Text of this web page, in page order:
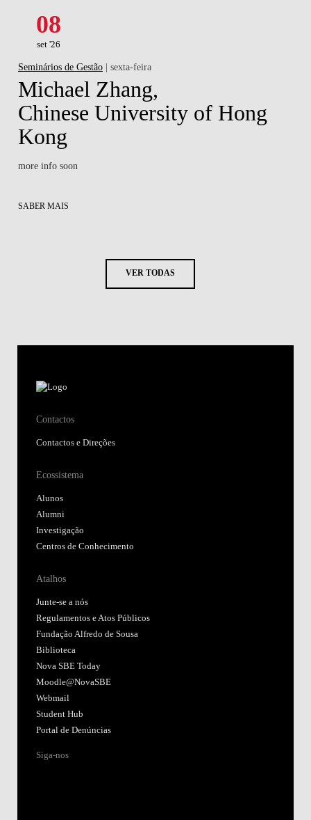
08
set '26
Seminários de Gestão | sexta-feira
Michael Zhang,
Chinese University of Hong
Kong
more info soon
SABER MAIS
VER TODAS
Contactos
Contactos e Direções
Ecossistema
Alunos
Alumni
Investigação
Centros de Conhecimento
Atalhos
Junte-se a nós
Regulamentos e Atos Públicos
Fundação Alfredo de Sousa
Biblioteca
Nova SBE Today
Moodle@NovaSBE
Webmail
Student Hub
Portal de Denúncias
Siga-nos